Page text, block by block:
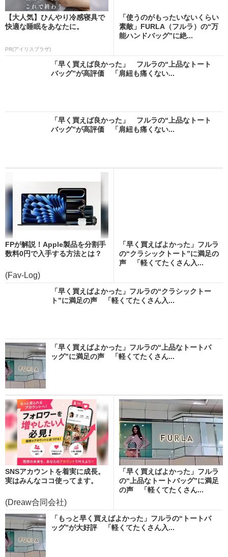
【大人気】ひんやり冷感寝具で
快適な睡眠をあなたに。
PR(アイリスプラザ)
「使うのがもったいないくらい
素敵」FURLA（フルラ）の“万
能ハンドバッグ”に絶...
「早く買えば良かった」 フルラの“上品なトート
バッグ”が高評価 「肩紐も痛くない...
「早く買えば良かった」 フルラの“上品なトート
バッグ”が高評価 「肩紐も痛くない...
FPが解説！Apple製品を分割手
数料0円で入手する方法とは？
(Fav-Log)
「早く買えばよかった」フルラ
の“クラシックトート”に満足の
声 「軽くてたくさん入...
「早く買えばよかった」フルラの“クラシックトー
ト”に満足の声 「軽くてたくさん入...
「早く買えばよかった」フルラの“上品なトートバ
ッグ”に満足の声 「軽くてたくさん...
SNSアカウントを着実に成長。
実はみんなココ使ってます。
(Dreaw合同会社)
「早く買えばよかった」フルラ
の“上品なトートバッグ”に満足
の声 「軽くてたくさん...
「もっと早く買えばよかった」フルラの“トートバ
ッグ”が大好評 「軽くてたくさん入...